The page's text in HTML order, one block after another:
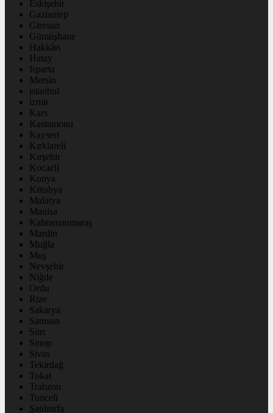
Eskişehir
Gaziantep
Giresun
Gümüşhane
Hakkâri
Hatay
Isparta
Mersin
istanbul
izmir
Kars
Kastamonu
Kayseri
Kırklareli
Kırşehir
Kocaeli
Konya
Kütahya
Malatya
Manisa
Kahramanmaraş
Mardin
Muğla
Muş
Nevşehir
Niğde
Ordu
Rize
Sakarya
Samsun
Siirt
Sinop
Sivas
Tekirdağ
Tokat
Trabzon
Tunceli
Şanlıurfa